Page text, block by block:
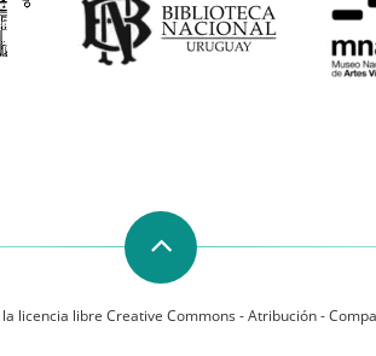
licencia libre Creative Commons - Atribución -